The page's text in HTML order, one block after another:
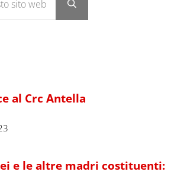
Submit search
al Crc Antella
e le altre madri costituenti: